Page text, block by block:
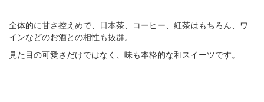
全体的に甘さ控えめで、日本茶、コーヒー、紅茶はもちろん、ワ
インなどのお酒との相性も抜群。
見た目の可愛さだけではなく、味も本格的な和スイーツです。